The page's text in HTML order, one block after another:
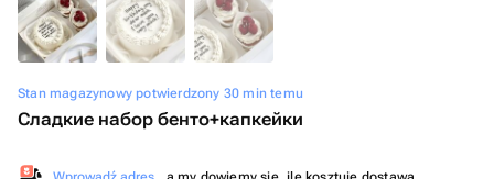
Stan magazynowy potwierdzony 30 min temu
Сладкие набор бенто+капкейки